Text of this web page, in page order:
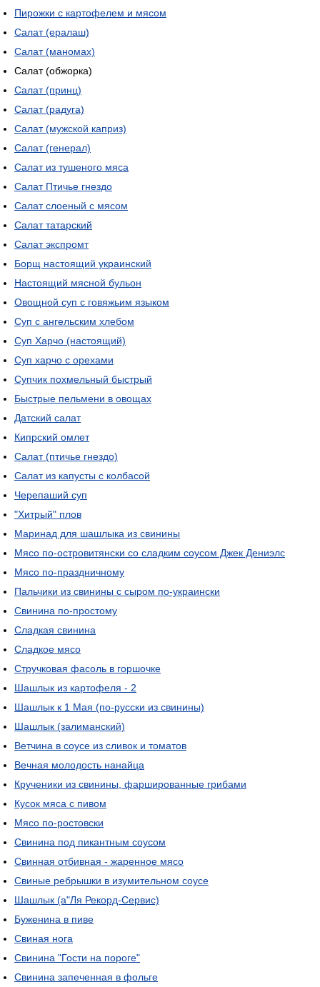
Пирожки с картофелем и мясом
Салат (ералаш)
Салат (маномах)
Салат (обжорка)
Салат (принц)
Салат (радуга)
Салат (мужской каприз)
Салат (генерал)
Салат из тушеного мяса
Салат Птичье гнездо
Салат слоеный с мясом
Салат татарский
Салат экспромт
Борщ настоящий украинский
Настоящий мясной бульон
Овощной суп с говяжьим языком
Суп с ангельским хлебом
Суп Харчо (настоящий)
Суп харчо с орехами
Супчик похмельный быстрый
Быстрые пельмени в овощах
Датский салат
Кипрский омлет
Салат (птичье гнездо)
Салат из капусты с колбасой
Черепаший суп
"Хитрый" плов
Маринад для шашлыка из свинины
Мясо по-островитянски со сладким соусом Джек Дениэлс
Мясо по-праздничному
Пальчики из свинины с сыром по-украински
Свинина по-простому
Сладкая свинина
Сладкое мясо
Стручковая фасоль в горшочке
Шашлык из картофеля - 2
Шашлык к 1 Мая (по-русски из свинины)
Шашлык (залиманский)
Ветчина в соусе из сливок и томатов
Вечная молодость нанайца
Крученики из свинины, фаршированные грибами
Кусок мяса с пивом
Мясо по-ростовски
Свинина под пикантным соусом
Свинная отбивная - жаренное мясо
Свиные ребрышки в изумительном соусе
Шашлык (а"Ля Рекорд-Сервис)
Буженина в пиве
Свиная нога
Свинина "Гости на пороге"
Свинина запеченная в фольге